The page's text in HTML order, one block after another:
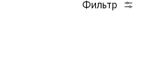
Фильтр